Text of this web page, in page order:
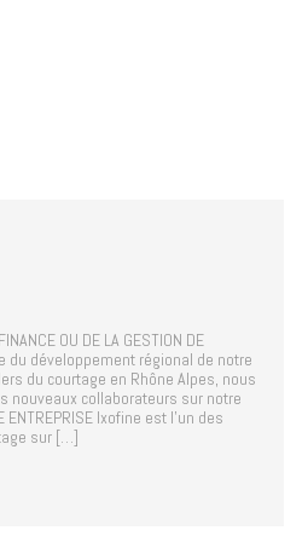
OU DE LA GESTION DE
du développement régional de notre
du courtage en Rhône Alpes, nous
nouveaux collaborateurs sur notre
Ixofine est l’un des
sur […]